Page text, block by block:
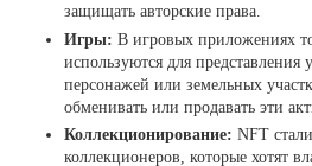
защищать авторские права.
Игры: В игровых приложениях
используются для представления
персонажей или земельных
обменивать или продавать эти
Коллекционирование: NFT
коллекционеров, которые хотят